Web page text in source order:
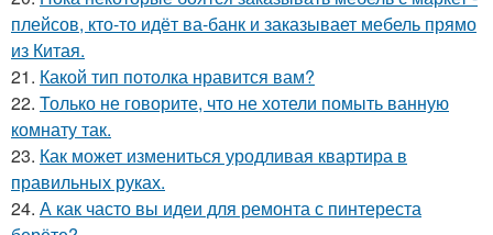
плейсов, кто-то идёт ва-банк и заказывает мебель прямо
из Китая.
21. Какой тип потолка нравится вам?
22. Только не говорите, что не хотели помыть ванную
комнату так.
23. Как может измениться уродливая квартира в
правильных руках.
24. А как часто вы идеи для ремонта с пинтереста